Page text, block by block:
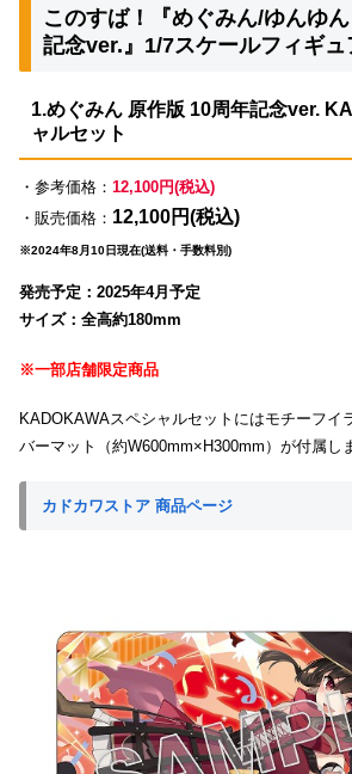
このすば！『めぐみん/ゆんゆ
記念ver.』1/7スケールフィギュ
1.めぐみん 原作版 10周年記念ver.
ャルセット
・参考価格： 12,100円(税込)
・販売価格： 12,100円(税込)
※2024年8月10日現在(送料・手数料別)
発売予定：2025年4月予定
サイズ：全高約180mm
※一部店舗限定商品
KADOKAWAスペシャルセットにはモチーフイ
バーマット（約W600mm×H300mm）が付属し
カドカワストア 商品ページ